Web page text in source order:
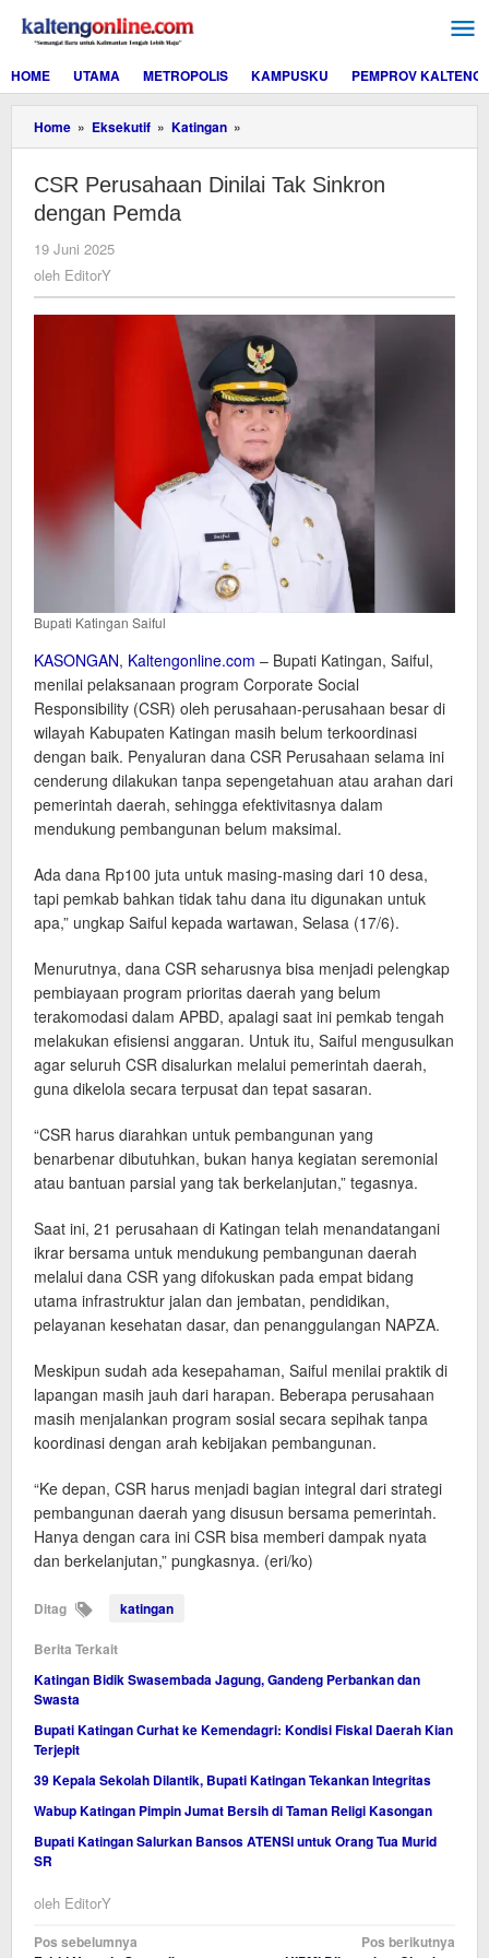
konten
HOME
UTAMA METROPOLIS KAMPUSKU PEMPROV KALTENG
Home » Eksekutif » Katingan »
Perusahaan
Tak
CSR Perusahaan Dinilai Tak Sinkron
dengan Pemda
19 Juni 2025
oleh EditorY
Bupati Katingan Saiful
KASONGAN, Kaltengonline.com – Bupati Katingan, Saiful,
menilai pelaksanaan program Corporate Social
Responsibility (CSR) oleh perusahaan-perusahaan besar di
wilayah Kabupaten Katingan masih belum terkoordinasi
dengan baik. Penyaluran dana CSR Perusahaan selama ini
cenderung dilakukan tanpa sepengetahuan atau arahan dari
pemerintah daerah, sehingga efektivitasnya dalam
mendukung pembangunan belum maksimal.
Ada dana Rp100 juta untuk masing-masing dari 10 desa,
tapi pemkab bahkan tidak tahu dana itu digunakan untuk
apa,” ungkap Saiful kepada wartawan, Selasa (17/6).
Menurutnya, dana CSR seharusnya bisa menjadi pelengkap
pembiayaan program prioritas daerah yang belum
terakomodasi dalam APBD, apalagi saat ini pemkab tengah
melakukan efisiensi anggaran. Untuk itu, Saiful mengusulkan
agar seluruh CSR disalurkan melalui pemerintah daerah,
guna dikelola secara terpusat dan tepat sasaran.
“CSR harus diarahkan untuk pembangunan yang
benarbenar dibutuhkan, bukan hanya kegiatan seremonial
atau bantuan parsial yang tak berkelanjutan,” tegasnya.
Saat ini, 21 perusahaan di Katingan telah menandatangani
ikrar bersama untuk mendukung pembangunan daerah
melalui dana CSR yang difokuskan pada empat bidang
utama infrastruktur jalan dan jembatan, pendidikan,
pelayanan kesehatan dasar, dan penanggulangan NAPZA.
Meskipun sudah ada kesepahaman, Saiful menilai praktik di
lapangan masih jauh dari harapan. Beberapa perusahaan
masih menjalankan program sosial secara sepihak tanpa
koordinasi dengan arah kebijakan pembangunan.
“Ke depan, CSR harus menjadi bagian integral dari strategi
pembangunan daerah yang disusun bersama pemerintah.
Hanya dengan cara ini CSR bisa memberi dampak nyata
dan berkelanjutan,” pungkasnya. (eri/ko)
Ditag katingan
Berita Terkait
Katingan Bidik Swasembada Jagung, Gandeng Perbankan dan
Swasta
Bupati Katingan Curhat ke Kemendagri: Kondisi Fiskal Daerah Kian
Terjepit
39 Kepala Sekolah Dilantik, Bupati Katingan Tekankan Integritas
Wabup Katingan Pimpin Jumat Bersih di Taman Religi Kasongan
Bupati Katingan Salurkan Bansos ATENSI untuk Orang Tua Murid
SR
oleh EditorY
Navigasi
Pos sebelumnya
Pos berikutnya